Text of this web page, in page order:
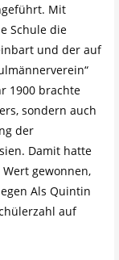
Mit
Schule die
und der auf
1900 brachte
sondern auch
der
Damit hatte
gewonnen,
Als Quintin
auf